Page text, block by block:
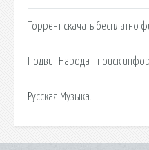
Торрент скачать бесплатно
Подвиг Народа - поиск
Русская Музыка.